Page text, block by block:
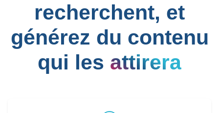
recherchent, et
générez du contenu
qui les attirera